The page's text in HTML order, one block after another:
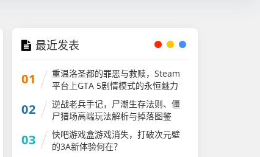
最近发表
01
重温洛圣都的罪恶与救赎，Steam
平台上GTA 5剧情模式的永恒魅力
GTA剧情大合集
02
逆战老兵手记，尸潮生存法则、僵
尸猎场高端玩法解析与掉落图鉴
03
快吧游戏盒游戏消失，打破次元壁
的3A新体验何在？